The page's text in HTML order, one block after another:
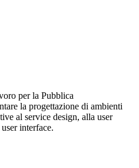
per la Pubblica
la progettazione di ambienti
al service design, alla user
interface.